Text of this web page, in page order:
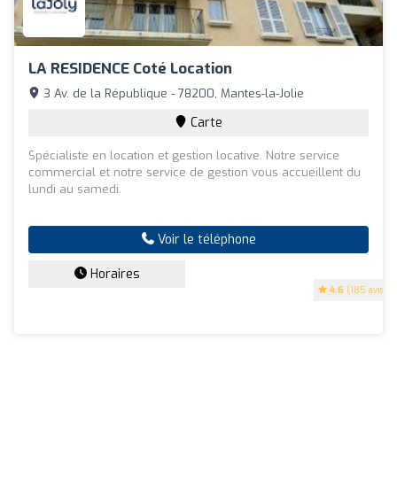
LA RESIDENCE Coté Location
4.6 (185 avis)
3 Av. de la République - 78200, Mantes-la-Jolie
Carte
Spécialiste en location et gestion locative. Notre service
commercial et notre service de gestion vous accueillent du
lundi au samedi.
Voir le téléphone
Horaires